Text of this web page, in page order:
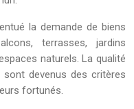
la demande de biens
terrasses, jardins
naturels. La qualité
sont devenus des critères
fortunés.